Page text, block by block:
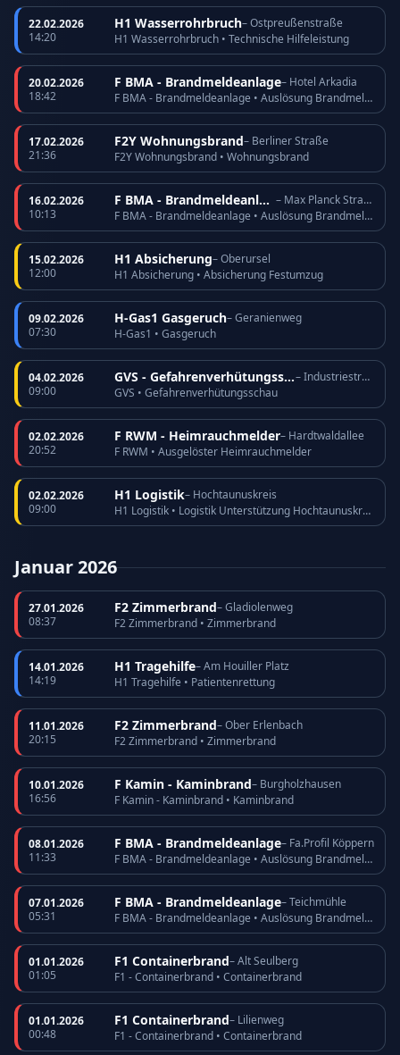
22.02.2026
14:20
H1 Wasserrohrbruch– Ostpreußenstraße
H1 Wasserrohrbruch • Technische Hilfeleistung
20.02.2026
18:42
F BMA - Brandmeldeanlage– Hotel Arkadia
F BMA - Brandmeldeanlage • Auslösung Brandmeldeanlage
17.02.2026
21:36
F2Y Wohnungsbrand– Berliner Straße
F2Y Wohnungsbrand • Wohnungsbrand
16.02.2026
10:13
F BMA - Brandmeldeanlage
– Max Planck Straße
F BMA - Brandmeldeanlage • Auslösung Brandmeldeanlage
15.02.2026
12:00
H1 Absicherung– Oberursel
H1 Absicherung • Absicherung Festumzug
09.02.2026
07:30
H-Gas1 Gasgeruch– Geranienweg
H-Gas1 • Gasgeruch
04.02.2026
09:00
GVS - Gefahrenverhütungsschau
– Industriestraße
GVS • Gefahrenverhütungsschau
02.02.2026
20:52
F RWM - Heimrauchmelder– Hardtwaldallee
F RWM • Ausgelöster Heimrauchmelder
02.02.2026
09:00
H1 Logistik– Hochtaunuskreis
H1 Logistik • Logistik Unterstützung Hochtaunuskreis
Januar 2026
27.01.2026
08:37
F2 Zimmerbrand– Gladiolenweg
F2 Zimmerbrand • Zimmerbrand
14.01.2026
14:19
H1 Tragehilfe– Am Houiller Platz
H1 Tragehilfe • Patientenrettung
11.01.2026
20:15
F2 Zimmerbrand– Ober Erlenbach
F2 Zimmerbrand • Zimmerbrand
10.01.2026
16:56
F Kamin - Kaminbrand– Burgholzhausen
F Kamin - Kaminbrand • Kaminbrand
08.01.2026
11:33
F BMA - Brandmeldeanlage– Fa.Profil Köppern
F BMA - Brandmeldeanlage • Auslösung Brandmeldeanlage
07.01.2026
05:31
F BMA - Brandmeldeanlage– Teichmühle
F BMA - Brandmeldeanlage • Auslösung Brandmeldeanlage
01.01.2026
01:05
F1 Containerbrand– Alt Seulberg
F1 - Containerbrand • Containerbrand
01.01.2026
00:48
F1 Containerbrand– Lilienweg
F1 - Containerbrand • Containerbrand